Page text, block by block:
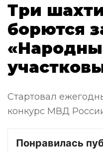
Три
борются
Стартовал
конкурс МВД
Понравилась